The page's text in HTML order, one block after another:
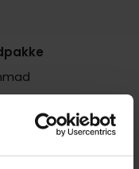
med)